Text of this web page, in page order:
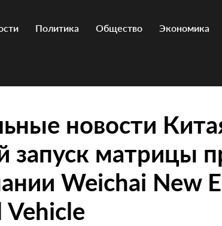
Политика Общество Экономика
новости
запуск матрицы
Weichai New
Vehicle